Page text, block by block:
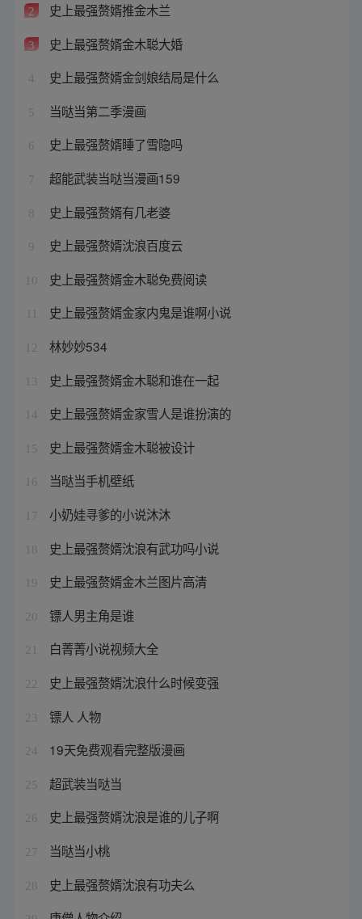
2 史上最强赘婿推金木兰
3 史上最强赘婿金木聪大婚
4 史上最强赘婿金剑娘结局是什么
5 当哒当第二季漫画
6 史上最强赘婿睡了雪隐吗
7 超能武装当哒当漫画159
8 史上最强赘婿有几老婆
9 史上最强赘婿沈浪百度云
10 史上最强赘婿金木聪免费阅读
史上最强赘婿金家内鬼是谁啊小说
12 林妙妙534
13 史上最强赘婿金木聪和谁在一起
14 史上最强赘婿金家雪人是谁扮演的
15 史上最强赘婿金木聪被设计
16 当哒当手机壁纸
17 小奶娃寻爹的小说沐沐
18 史上最强赘婿沈浪有武功吗小说
19 史上最强赘婿金木兰图片高清
20 镖人男主角是谁
21 白菁菁小说视频大全
22 史上最强赘婿沈浪什么时候变强
23 镖人 人物
24 19天免费观看完整版漫画
25 超武装当哒当
26 史上最强赘婿沈浪是谁的儿子啊
27 当哒当小桃
28 史上最强赘婿沈浪有功夫么